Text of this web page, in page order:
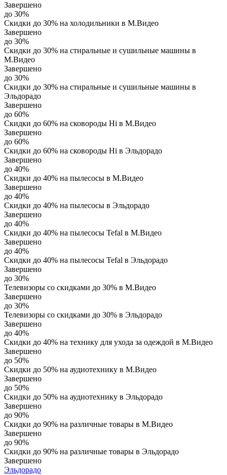
Завершено
до 30%
Скидки до 30% на холодильники в М.Видео
Завершено
до 30%
Скидки до 30% на стиральные и сушильные машины в
М.Видео
Завершено
до 30%
Скидки до 30% на стиральные и сушильные машины в
Эльдорадо
Завершено
до 60%
Скидки до 60% на сковороды Hi в М.Видео
Завершено
до 60%
Скидки до 60% на сковороды Hi в Эльдорадо
Завершено
до 40%
Скидки до 40% на пылесосы в М.Видео
Завершено
до 40%
Скидки до 40% на пылесосы в Эльдорадо
Завершено
до 40%
Скидки до 40% на пылесосы Tefal в М.Видео
Завершено
до 40%
Скидки до 40% на пылесосы Tefal в Эльдорадо
Завершено
до 30%
Телевизоры со скидками до 30% в М.Видео
Завершено
до 30%
Телевизоры со скидками до 30% в Эльдорадо
Завершено
до 40%
Скидки до 40% на технику для ухода за одеждой в М.Видео
Завершено
до 50%
Скидки до 50% на аудиотехнику в М.Видео
Завершено
до 50%
Скидки до 50% на аудиотехнику в Эльдорадо
Завершено
до 90%
Скидки до 90% на различные товары в М.Видео
Завершено
до 90%
Скидки до 90% на различные товары в Эльдорадо
Завершено
Эльдорадо